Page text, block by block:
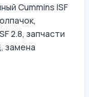
Cummins ISF
2.8, запчасти
замена